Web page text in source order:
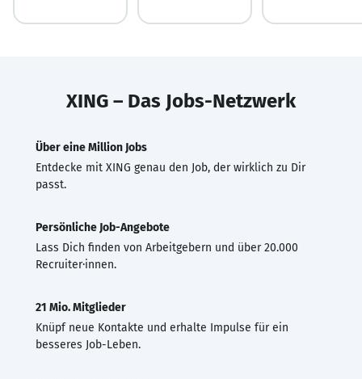
XING – Das Jobs-Netzwerk
Über eine Million Jobs
Entdecke mit XING genau den Job, der wirklich zu Dir
passt.
Persönliche Job-Angebote
Lass Dich finden von Arbeitgebern und über 20.000
Recruiter·innen.
21 Mio. Mitglieder
Knüpf neue Kontakte und erhalte Impulse für ein
besseres Job-Leben.